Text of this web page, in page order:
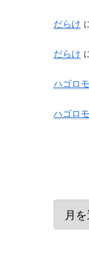
だらけ
だらけ
ハゴロ
ハゴロ